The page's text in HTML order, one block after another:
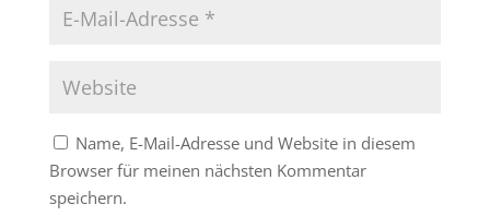
Name, E-Mail-Adresse und Website in diesem
Browser für meinen nächsten Kommentar
speichern.